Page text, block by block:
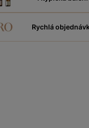
Rychlá